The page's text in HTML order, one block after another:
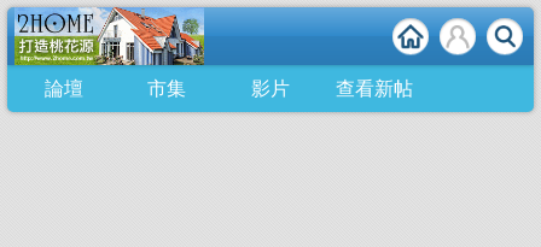
論壇 市集 影片 查看新帖